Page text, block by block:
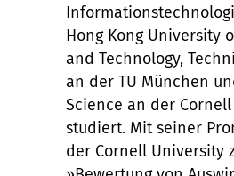
Hong Kong University
and Technology,
an der TU München
Science an der
studiert. Mit seiner
der Cornell University